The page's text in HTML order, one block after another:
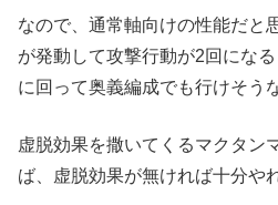
なので、通常軸向けの性能だと
が発動して攻撃行動が2回にな
に回って奥義編成でも行けそう
虚脱効果を撒いてくるマクタン
ば、虚脱効果が無ければ十分や